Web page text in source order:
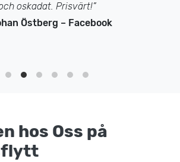
oskadat. Prisvärt!”
Östberg – Facebook
hos Oss på